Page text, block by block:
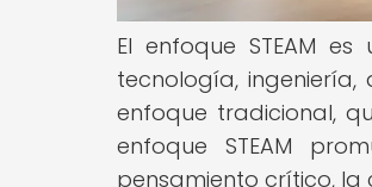
El enfoque STEAM
tecnología,
enfoque tradicional,
enfoque STEAM
pensamiento crítico,